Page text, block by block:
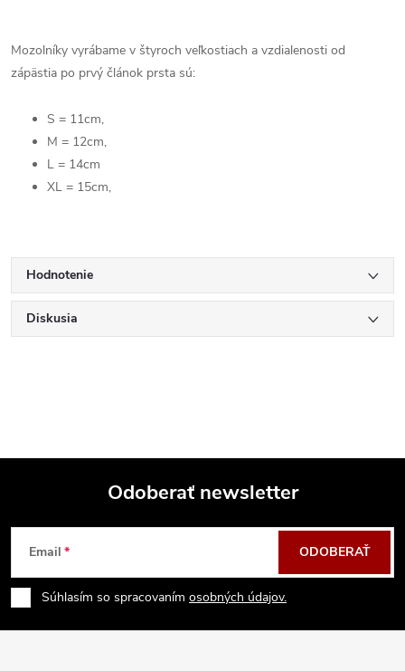
Mozolníky vyrábame v štyroch veľkostiach a vzdialenosti od
zápästia po prvý článok prsta sú:
S = 11cm,
M = 12cm,
L = 14cm
XL = 15cm,
Hodnotenie
Diskusia
Z
á
p
Odoberať newsletter
Email
Súhlasím so spracovaním osobných údajov.
ODOBERAŤ